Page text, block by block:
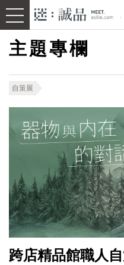
主題專欄
自策展
跨店精品館職人